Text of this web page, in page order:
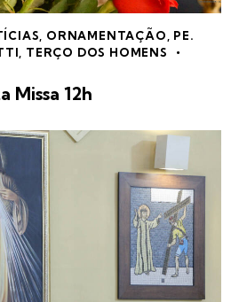
, ORNAMENTAÇÃO, PE.
, TERÇO DOS HOMENS
Missa 12h